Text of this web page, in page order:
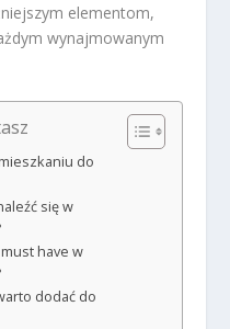
elementom,
wynajmowanym
do
się w
have w
dodać do